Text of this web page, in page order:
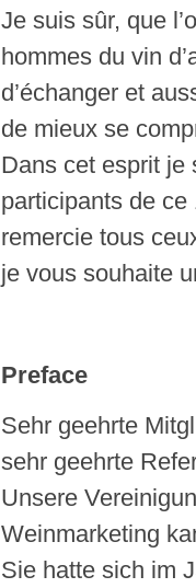
Je suis sûr, que
hommes du vin
d’échanger et
de mieux se
Dans cet esprit je
participants de
remercie tous
je vous souhaite
Preface
Sehr geehrte
sehr geehrte
Unsere
Weinmarketing
Sie hatte sich im